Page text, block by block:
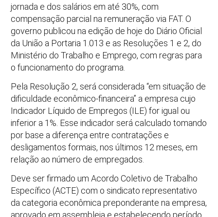
jornada e dos salários em até 30%, com
compensação parcial na remuneração via FAT. O
governo publicou na edição de hoje do Diário Oficial
da União a Portaria 1.013 e as Resoluções 1 e 2, do
Ministério do Trabalho e Emprego, com regras para
o funcionamento do programa.
Pela Resolução 2, será considerada “em situação de
dificuldade econômico-financeira” a empresa cujo
Indicador Líquido de Empregos (ILE) for igual ou
inferior a 1%. Esse indicador será calculado tomando
por base a diferença entre contratações e
desligamentos formais, nos últimos 12 meses, em
relação ao número de empregados.
Deve ser firmado um Acordo Coletivo de Trabalho
Específico (ACTE) com o sindicato representativo
da categoria econômica preponderante na empresa,